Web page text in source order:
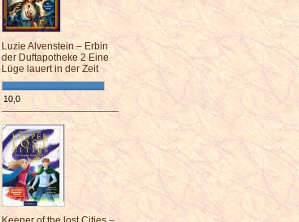
Luzie Alvenstein – Erbin
der Duftapotheke 2 Eine
Lüge lauert in der Zeit
10,0
¯¯¯¯¯¯¯¯¯¯¯¯¯¯¯¯¯¯¯¯¯¯¯¯